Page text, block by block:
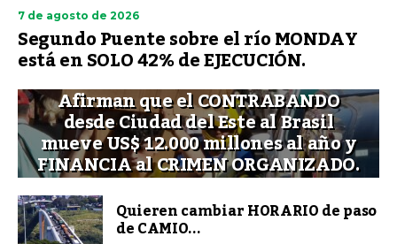
7 de agosto de 2026
Segundo Puente sobre el río MONDAY
está en SOLO 42% de EJECUCIÓN.
Afirman que el CONTRABANDO
desde Ciudad del Este al Brasil
mueve US$ 12.000 millones al año y
FINANCIA al CRIMEN ORGANIZADO.
Quieren cambiar HORARIO de paso
de CAMIO...